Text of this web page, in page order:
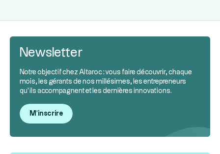
Newsletter
Notre objectif chez Altaroc : vous faire découvrir, chaque
mois, les gérants de nos millésimes, les entrepreneurs
qu’ils accompagnent et les dernières innovations.
M'inscrire